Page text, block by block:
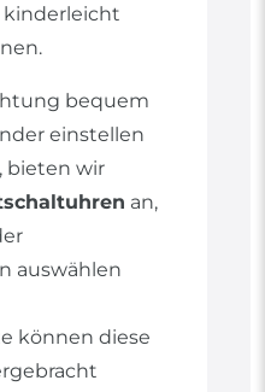
bequem
einstellen
bieten wir
an,
auswählen
können diese